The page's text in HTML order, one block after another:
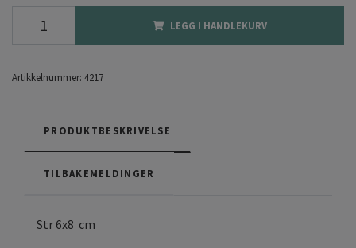
LEGG I HANDLEKURV
Artikkelnummer: 4217
PRODUKTBESKRIVELSE
TILBAKEMELDINGER
Str 6x8 cm